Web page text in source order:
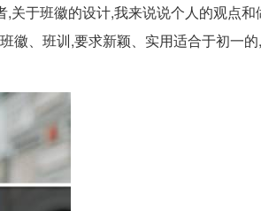
关于班徽的设计,我来说说个人的观点
徽、班训,要求新颖、实用适合于初一